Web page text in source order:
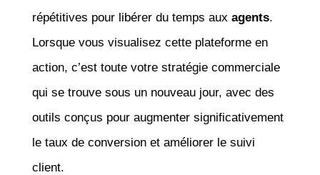
répétitives pour libérer du temps aux agents.
Lorsque vous visualisez cette plateforme en
action, c’est toute votre stratégie commerciale
qui se trouve sous un nouveau jour, avec des
outils conçus pour augmenter significativement
le taux de conversion et améliorer le suivi
client.